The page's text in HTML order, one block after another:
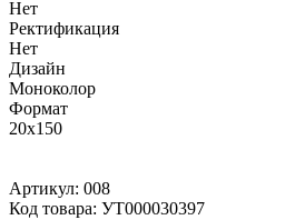
Нет
Ректификация
Нет
Дизайн
Моноколор
Формат
20x150
Артикул: 008
Код товара: УТ000030397